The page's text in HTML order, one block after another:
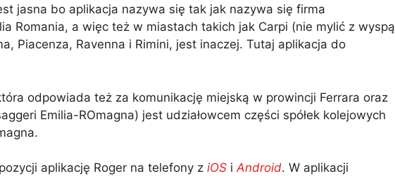
jasna bo aplikacja nazywa się tak jak nazywa się firma
Romania, a więc też w miastach takich jak Carpi (nie mylić z wyspą
Piacenza, Ravenna i Rimini, jest inaczej. Tutaj aplikacja do
odpowiada też za komunikację miejską w prowincji Ferrara oraz
Emilia-ROmagna) jest udziałowcem części spółek kolejowych
aplikację Roger na telefony z iOS iAndroid. W aplikacji